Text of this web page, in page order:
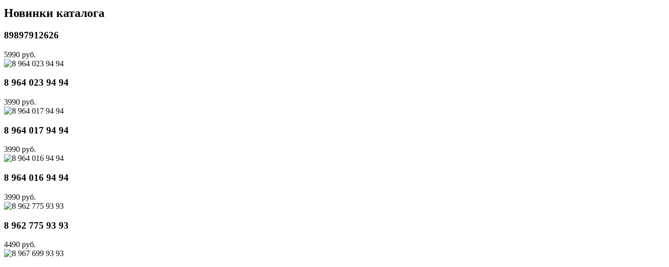
Новинки каталога
89897912626
5990 руб.
8 964 023 94 94
3990 руб.
8 964 017 94 94
3990 руб.
8 964 016 94 94
3990 руб.
8 962 775 93 93
4490 руб.